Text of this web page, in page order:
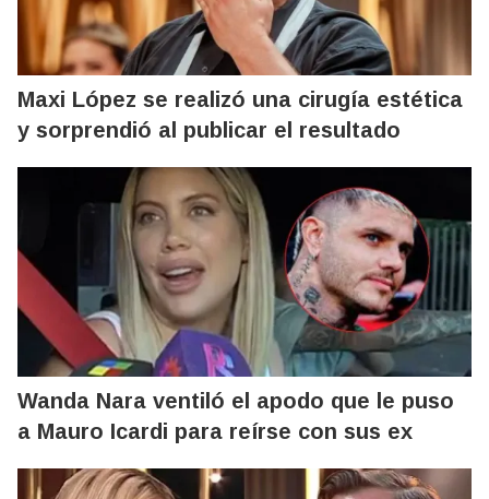
Maxi López se realizó una cirugía estética
y sorprendió al publicar el resultado
Wanda Nara ventiló el apodo que le puso
a Mauro Icardi para reírse con sus ex